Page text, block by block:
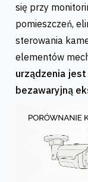
się przy
pomieszczeń,
sterowania
elementów
urządzenia jest
bezawaryjną